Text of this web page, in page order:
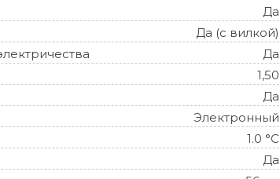
Да
Да (с вилкой)
Да
1,50
Да
Электронный
1.0 °С
Да